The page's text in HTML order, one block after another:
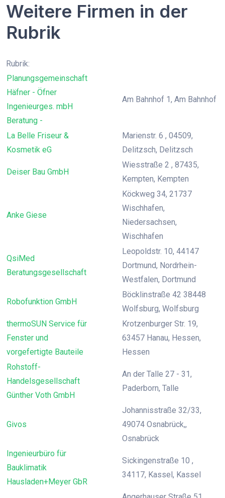
Weitere Firmen in der
Rubrik
Rubrik:
Planungsgemeinschaft
Häfner - Öfner
Ingenieurges. mbH
Beratung -
Am Bahnhof 1, Am Bahnhof
La Belle Friseur &
Kosmetik eG
Marienstr. 6 , 04509,
Delitzsch, Delitzsch
Deiser Bau GmbH
Wiesstraße 2 , 87435,
Kempten, Kempten
Anke Giese
Köckweg 34, 21737
Wischhafen,
Niedersachsen,
Wischhafen
QsiMed
Beratungsgesellschaft
Leopoldstr. 10, 44147
Dortmund, Nordrhein-
Westfalen, Dortmund
Robofunktion GmbH
Böcklinstraße 42 38448
Wolfsburg, Wolfsburg
thermoSUN Service für
Fenster und
vorgefertigte Bauteile
Krotzenburger Str. 19,
63457 Hanau, Hessen,
Hessen
Rohstoff-
Handelsgesellschaft
Günther Voth GmbH
An der Talle 27 - 31,
Paderborn, Talle
Givos
Johannisstraße 32/33,
49074 Osnabrück,,
Osnabrück
Ingenieurbüro für
Bauklimatik
Hausladen+Meyer GbR
Sickingenstraße 10 ,
34117, Kassel, Kassel